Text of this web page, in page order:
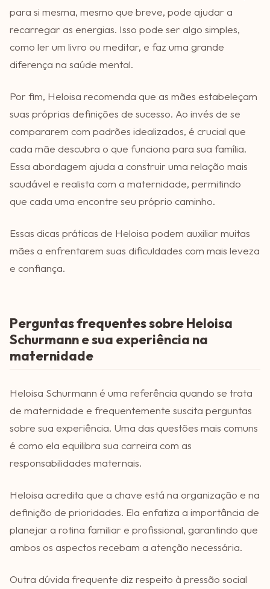
para si mesma, mesmo que breve, pode ajudar a
recarregar as energias. Isso pode ser algo simples,
como ler um livro ou meditar, e faz uma grande
diferença na saúde mental.
Por fim, Heloisa recomenda que as mães estabeleçam
suas próprias definições de sucesso. Ao invés de se
compararem com padrões idealizados, é crucial que
cada mãe descubra o que funciona para sua família.
Essa abordagem ajuda a construir uma relação mais
saudável e realista com a maternidade, permitindo
que cada uma encontre seu próprio caminho.
Essas dicas práticas de Heloisa podem auxiliar muitas
mães a enfrentarem suas dificuldades com mais leveza
e confiança.
Perguntas frequentes sobre Heloisa
Schurmann e sua experiência na
maternidade
Heloisa Schurmann é uma referência quando se trata
de maternidade e frequentemente suscita perguntas
sobre sua experiência. Uma das questões mais comuns
é como ela equilibra sua carreira com as
responsabilidades maternais.
Heloisa acredita que a chave está na organização e na
definição de prioridades. Ela enfatiza a importância de
planejar a rotina familiar e profissional, garantindo que
ambos os aspectos recebam a atenção necessária.
Outra dúvida frequente diz respeito à pressão social